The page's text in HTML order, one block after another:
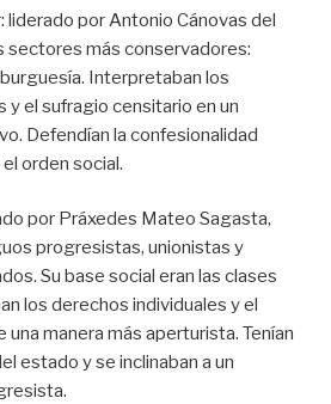
liderado por Antonio Cánovas del
sectores más conservadores:
Interpretaban los
y el sufragio censitario en un
Defendían la confesionalidad
orden social.
por Práxedes Mateo Sagasta,
progresistas, unionistas y
Su base social eran las clases
los derechos individuales y el
manera más aperturista. Tenían
estado y se inclinaban a un